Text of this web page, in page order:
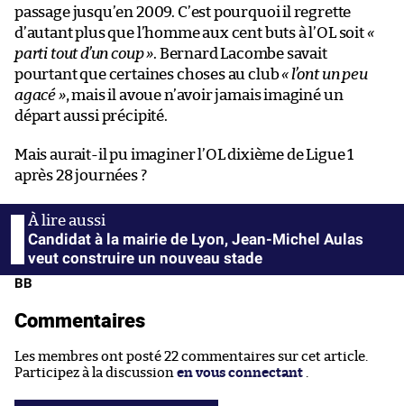
passage jusqu’en 2009. C’est pourquoi il regrette
d’autant plus que l’homme aux cent buts à l’OL soit«
parti tout d’un coup ». Bernard Lacombe savait
pourtant que certaines choses au club« l’ont un peu
agacé », mais il avoue n’avoir jamais imaginé un
départ aussi précipité.
Mais aurait-il pu imaginer l’OL dixième de Ligue 1
après 28 journées ?
Candidat à la mairie de Lyon, Jean-Michel Aulas
veut construire un nouveau stade
BB
Commentaires
Les membres ont posté 22 commentaires sur cet article.
Participez à la discussion en vous connectant